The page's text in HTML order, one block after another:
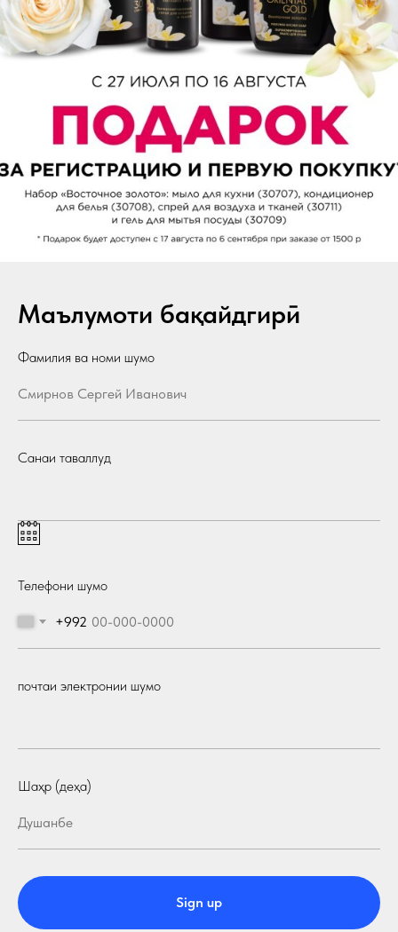
Маълумоти бақайдгирӣ
Фамилия ва номи шумо
Санаи таваллуд
Телефони шумо
+992
почтаи электронии шумо
Шаҳр (деҳа)
Sign up